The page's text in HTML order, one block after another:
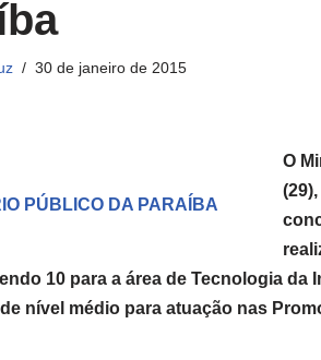
30 de janeiro de 2015
O
10 para a área de Tecnologia da
nível médio para atuação nas